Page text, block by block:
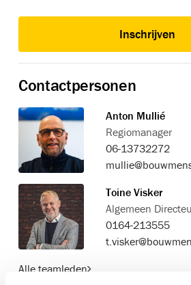
Inschrijven
Contactpersonen
Anton Mullié
Regiomanager
06-13732272
Toine Visker
Algemeen
0164-213555
Alle teamleden